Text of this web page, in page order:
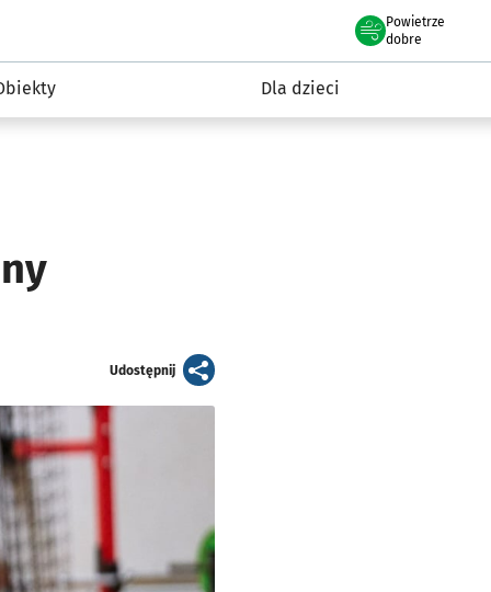
rekreacja
Powietrze
we Wrocławiu
dobre
Dla dzieci
Udostępnijartykuł